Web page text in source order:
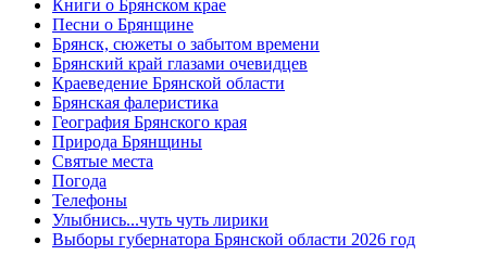
Книги о Брянском крае
Песни о Брянщине
Брянск, сюжеты о забытом времени
Брянский край глазами очевидцев
Краеведение Брянской области
Брянская фалеристика
География Брянского края
Природа Брянщины
Святые места
Погода
Телефоны
Улыбнись...чуть чуть лирики
Выборы губернатора Брянской области 2026 год